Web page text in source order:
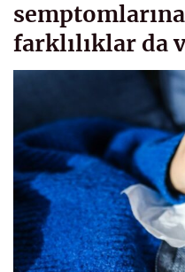
farklılıklar da